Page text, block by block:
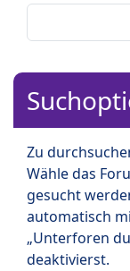
Zu
Wähle das
gesucht
automatisch
„Unterforen
deaktivierst.